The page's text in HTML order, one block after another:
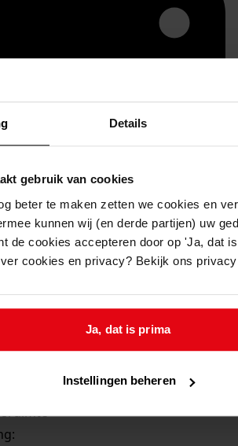
Details
gebruik van cookies
beter te maken zetten we cookies en
kunnen wij (en derde partijen) uw
de cookies accepteren door op 'Ja, dat
cookies en privacy? Bekijk ons
Ja, dat is prima
Instellingen beheren
23-03-2009